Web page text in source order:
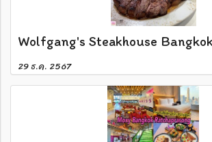
Wolfgang's Steakhouse Bangkok
29 ธ.ค. 2567